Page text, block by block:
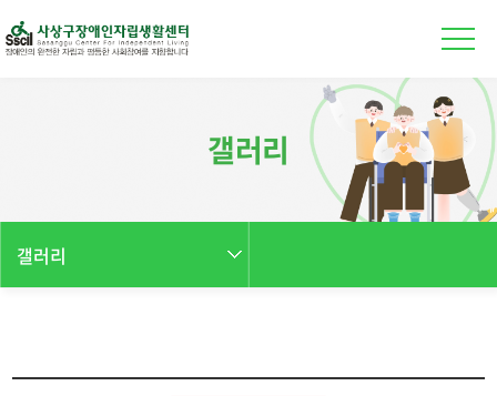
갤러리
갤러리